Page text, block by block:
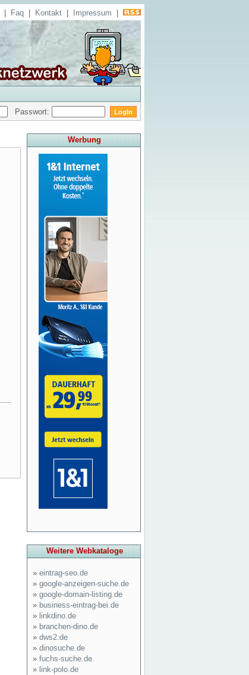
Faq Kontakt Impressum
Passwort:
Werbung
Weitere Webkataloge
» eintrag-seo.de
» google-anzeigen-suche.de
» google-domain-listing.de
» business-eintrag-bei.de
» linkdino.de
» branchen-dino.de
» dws2.de
» dinosuche.de
» fuchs-suche.de
» link-polo.de